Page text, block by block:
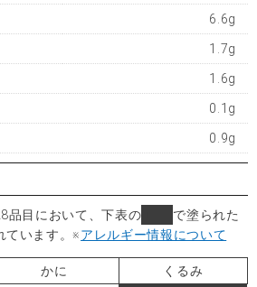
6.6g
1.7g
1.6g
0.1g
0.9g
品目において、下表の
で塗られた
ています。※アレルギー情報について
かに
くるみ